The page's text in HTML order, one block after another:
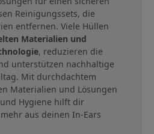
Reinigungssets, die
entfernen. Viele Hüllen
Materialien und
, reduzieren die
unterstützen nachhaltige
Mit durchdachtem
Materialien und Lösungen
Hygiene hilft dir
aus deinen In-Ears